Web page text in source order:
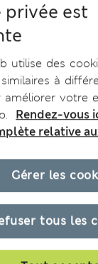
€
privée est
utilise des
à
votre
Rendez-vous
relative
tous les
Gérer les